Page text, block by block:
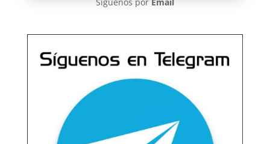
Síguenos por Email